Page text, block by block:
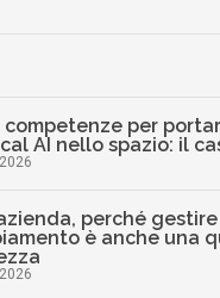
competenze per
AI nello spazio: il
perché
è anche una